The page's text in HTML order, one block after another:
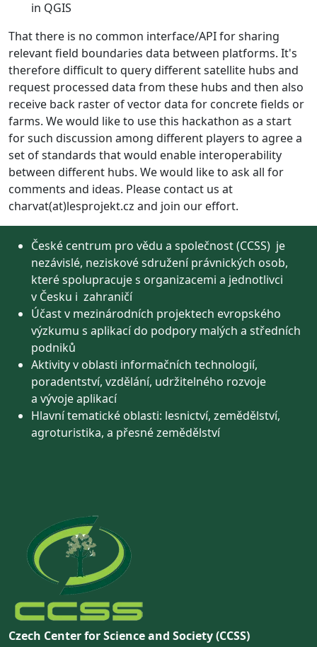
in QGIS
That there is no common interface/API for sharing
relevant field boundaries data between platforms. It's
therefore difficult to query different satellite hubs and
request processed data from these hubs and then also
receive back raster of vector data for concrete fields or
farms. We would like to use this hackathon as a start
for such discussion among different players to agree a
set of standards that would enable interoperability
between different hubs. We would like to ask all for
comments and ideas. Please contact us at
charvat(at)lesprojekt.cz and join our effort.
České centrum pro vědu a společnost (CCSS) je
nezávislé, neziskové sdružení právnických osob,
které spolupracuje s organizacemi a jednotlivci
v Česku i zahraničí
Účast v mezinárodních projektech evropského
výzkumu s aplikací do podpory malých a středních
podniků
Aktivity v oblasti informačních technologií,
poradentství, vzdělání, udržitelného rozvoje
a vývoje aplikací
Hlavní tematické oblasti: lesnictví, zemědělství,
agroturistika, a přesné zemědělství
Czech Center for Science and Society (CCSS)